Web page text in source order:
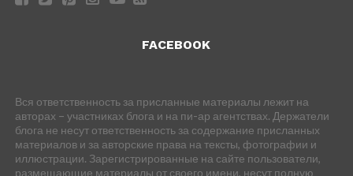
FACEBOOK
Вся ответственность за присланные материалы лежит на
авторах – участниках блога и на пи-ар агентствах. Держатели
блога не несут ответственность за содержание присланных
материалов и за авторские права на тексты, фотографии и
иллюстрации. Зарегистрированные на сайте пользователи,
размещающие материалы от своего имени, несут полную